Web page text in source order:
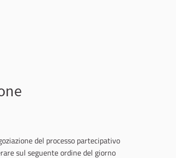
del processo partecipativo
sul seguente ordine del giorno